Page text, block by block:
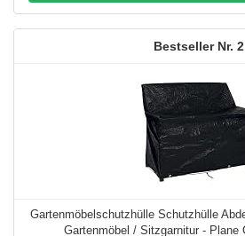
2
Gartenmöbelschutzhülle Schutzhülle
Gartenmöbel / Sitzgarnitur - Plane